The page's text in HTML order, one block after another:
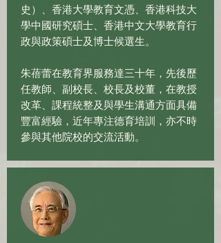
史）、香港大學教育文憑、香港科技大
學中國研究碩士、香港中文大學教育行
政與政策碩士及博士候選生。
朱蓓蕾在教育界服務達三十年，先後歷
任教師、副校長、校長及校董，在教授
改革、課程統整及與學生溝通方面具備
豐富經驗，近年專注德育培訓，亦不時
參與其他院校的交流活動。